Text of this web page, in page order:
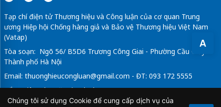
A
Tạp chí điện tử Thương hiệu và Công luận của cơ quan Trung
ương Hiệp hội Chống hàng giả và Bảo vệ Thương hiệu Việt Nam
(Vatap)
Tòa soạn: Ngõ 56/ B5D6 Trương Công Giai - Phường Cầu Giấy -
Thành phố Hà Nội
Email: thuonghieucongluan@gmail.com - ĐT: 093 172 5555
Tổng Biên Tập: Vũ Đức Thuận
Giấy phép hoạt động báo chí điện tử số 64/GP-BTTTT do Bộ
Chúng tôi sử dụng Cookie để cung cấp dịch vụ của